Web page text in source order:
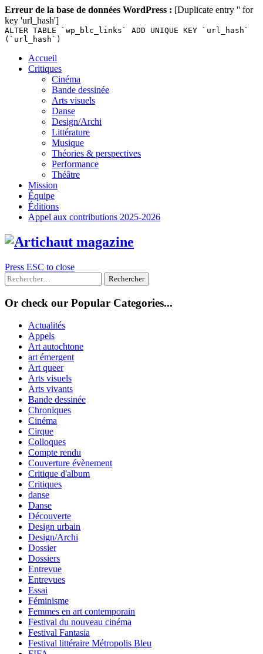
Erreur de la base de données WordPress : [Duplicate entry '' for
key 'url_hash']
ALTER TABLE `wp_blc_links` ADD UNIQUE KEY `url_hash`
(`url_hash`)
Skip
Accueil
Critiques
Cinéma
Bande dessinée
Arts visuels
Danse
Design/Archi
Littérature
Musique
Théories & perspectives
Performance
Théâtre
Mission
Équipe
Éditions
Appel aux contributions 2025-2026
Press ESC to close
Rechercher :
Or check our Popular Categories...
Actualités
Appels
Art autochtone
art émergent
Art queer
Arts visuels
Arts vivants
Bande dessinée
Chroniques
Cinéma
Cirque
Colloques
Compte rendu
Couverture évènement
Critique d'album
Critiques
danse
Danse
Découverte
Design urbain
Design/Archi
Dossier
Dossiers
Entrevue
Entrevues
Essai
Féminisme
Femmes en art contemporain
Festival du nouveau cinéma
Festival Fantasia
Festival littéraire Métropolis Bleu